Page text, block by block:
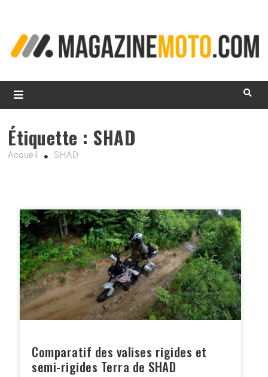
MagazineMoto.com
Étiquette : SHAD
Accueil SHAD
Comparatif des valises rigides et
semi-rigides Terra de SHAD